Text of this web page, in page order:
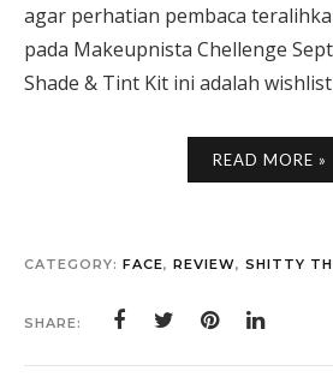
agar perhatian pembaca
pada Makeupnista Chellenge
Shade & Tint Kit ini adalah wishlist
READ MORE »
CATEGORY: FACE, REVIEW, SHITTY
SHARE: